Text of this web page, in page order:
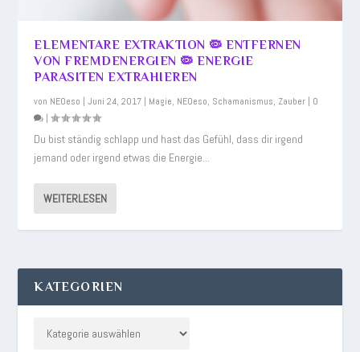
ELEMENTARE EXTRAKTION 🦠 ENTFERNEN
VON FREMDENERGIEN 🦠 ENERGIE
PARASITEN EXTRAHIEREN
von NEOeso |Juni 24, 2017 | Magie, NEOeso, Schamanismus, Zauber | 0
|
Du bist ständig schlapp und hast das Gefühl, dass dir irgend
jemand oder irgend etwas die Energie...
WEITERLESEN
KATEGORIEN